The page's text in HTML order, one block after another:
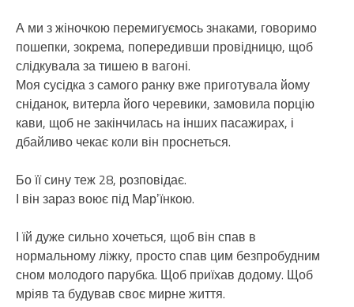
А ми з жіночкою перемигуємось знаками, говоримо
пошепки, зокрема, попередивши провідницю, щоб
слідкувала за тишею в вагоні.
Моя сусідка з самого ранку вже приготувала йому
сніданок, витерла його черевики, замовила порцію
кави, щоб не закінчилась на інших пасажирах, і
дбайливо чекає коли він проснеться.
Бо її сину теж 28, розповідає.
І він зараз воює під Марʼїнкою.
І їй дуже сильно хочеться, щоб він спав в
нормальному ліжку, просто спав цим безпробудним
сном молодого парубка. Щоб приїхав додому. Щоб
мріяв та будував своє мирне життя.